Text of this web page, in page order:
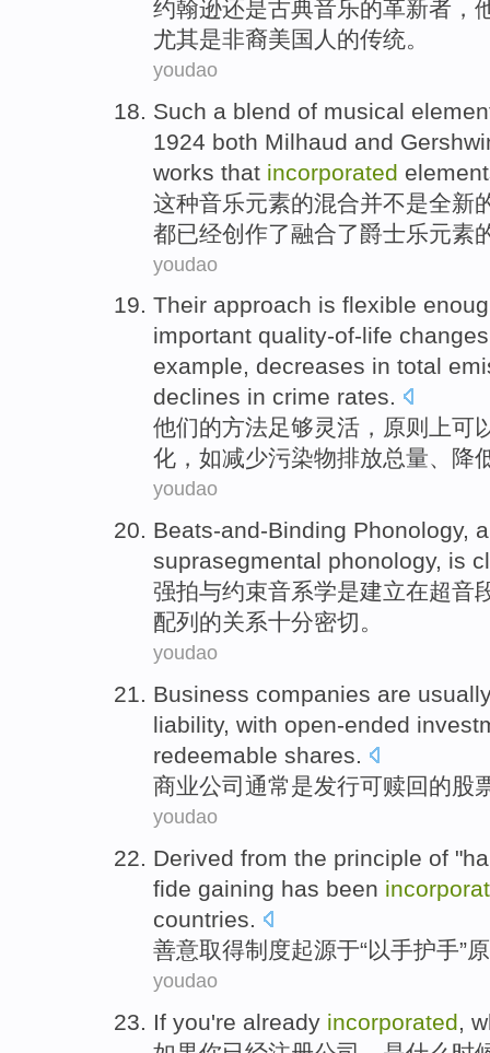
约翰逊还是古典音乐的革新者 ，
尤其是非裔美国人的传统。
youdao
Such a blend of musical
1924 both Milhaud and
works that incorporated
这种音乐元素的混合并不是全新
都已经创作了融合了爵士乐元素
youdao
Their approach is flexible
important quality-of-life changes
example, decreases in total
declines in crime rates.
他们的方法足够灵活 ， 原则上可
化 ， 如减少污染物排放总量、 降
youdao
Beats-and-Binding Phonology,
suprasegmental phonology, is
强拍与约束音系学是建立在超音
配列的关系十分密切。
youdao
Business companies are
liability, with open-ended
redeemable shares.
商业公司 通常是发行可赎回 的股
youdao
Derived from the principle of "
fide gaining has been
countries.
善意取得制度起源于“以手护手”
youdao
If you're already incorporated